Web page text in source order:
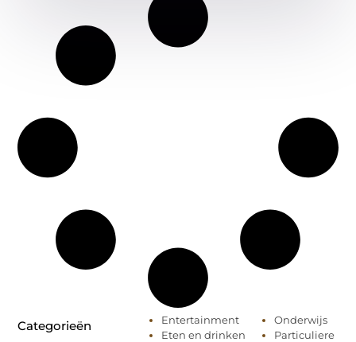
Categorieën
Entertainment
Eten en drinken
Onderwijs
Particuliere